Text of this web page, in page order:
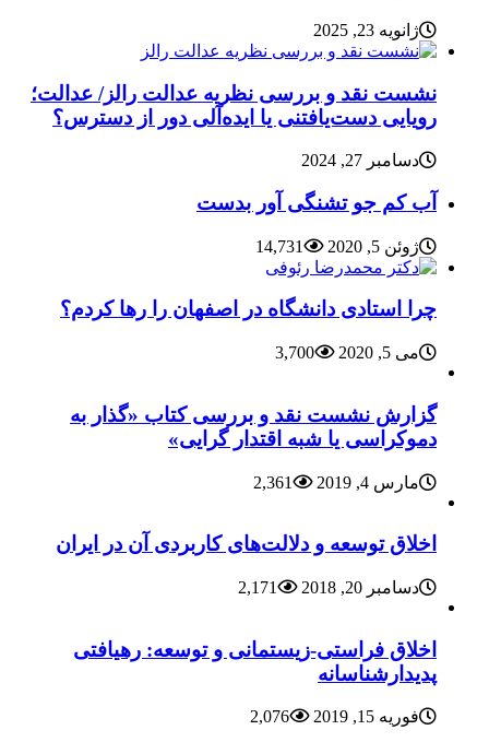
ژانویه 23, 2025
نشست نقد و بررسی نظریه عدالت رالز/ عدالت؛
رویایی دست‌یافتنی یا ایده‌آلی دور از دسترس؟
دسامبر 27, 2024
آب کم جو تشنگی آور بدست
ژوئن 5, 2020 14,731
چرا استادی دانشگاه در اصفهان را رها کردم؟
می 5, 2020 3,700
گزارش نشست نقد و بررسی کتاب «گذار به
دموکراسی یا شبه اقتدار گرایی»
مارس 4, 2019 2,361
اخلاق توسعه و دلالت‌های کاربردی آن در ایران
دسامبر 20, 2018 2,171
اخلاق فراستی-زیستمانی و توسعه: رهیافتی
پدیدارشناسانه
فوریه 15, 2019 2,076